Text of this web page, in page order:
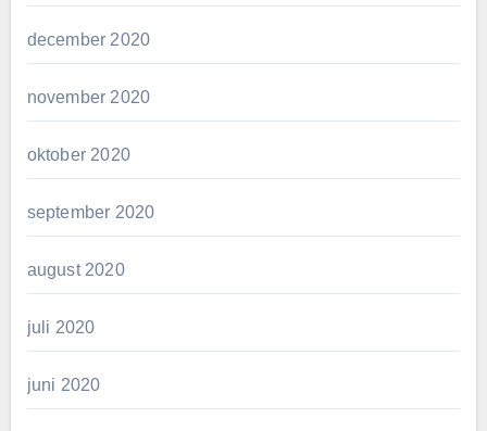
december 2020
november 2020
oktober 2020
september 2020
august 2020
juli 2020
juni 2020